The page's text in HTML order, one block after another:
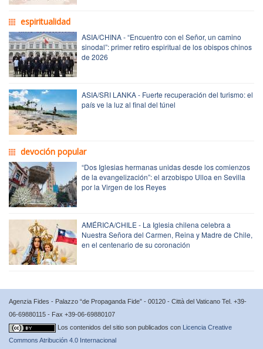
espiritualidad
ASIA/CHINA - “Encuentro con el Señor, un camino
sinodal”: primer retiro espiritual de los obispos chinos
de 2026
ASIA/SRI LANKA - Fuerte recuperación del turismo: el
país ve la luz al final del túnel
devoción popular
“Dos Iglesias hermanas unidas desde los comienzos
de la evangelización”: el arzobispo Ulloa en Sevilla
por la Virgen de los Reyes
AMÉRICA/CHILE - La Iglesia chilena celebra a
Nuestra Señora del Carmen, Reina y Madre de Chile,
en el centenario de su coronación
Agenzia Fides - Palazzo “de Propaganda Fide” - 00120 - Città del Vaticano Tel. +39-
06-69880115 - Fax +39-06-69880107
Los contenidos del sitio son publicados con Licencia Creative
Commons Atribución 4.0 Internacional